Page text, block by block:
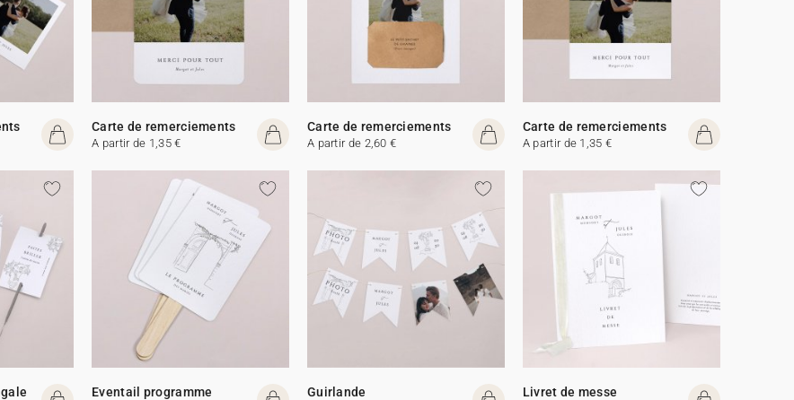
Carte de remerciements
A partir de 1,35 €
Carte de remerciements
A partir de 2,60 €
Carte de remerciements
A partir de 1,35 €
Eventail programme Guirlande Livret de messe